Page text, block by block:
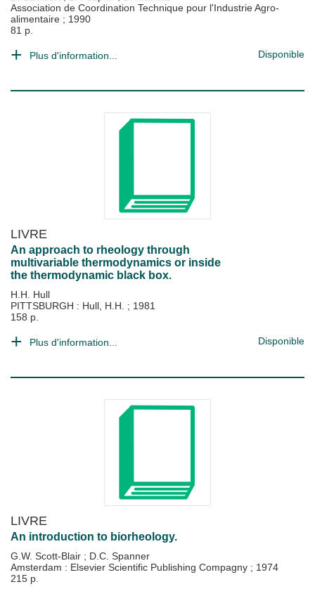
Association de Coordination Technique pour l'Industrie Agro-
alimentaire ; 1990
81 p.
Plus d'information... Disponible
LIVRE
An approach to rheology through
multivariable thermodynamics or inside
the thermodynamic black box.
H.H. Hull
PITTSBURGH : Hull, H.H. ; 1981
158 p.
Plus d'information... Disponible
LIVRE
An introduction to biorheology.
G.W. Scott-Blair ; D.C. Spanner
Amsterdam : Elsevier Scientific Publishing Compagny ; 1974
215 p.